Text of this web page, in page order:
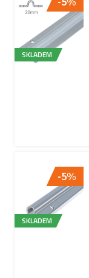
SKLADEM
-5%
SKLADEM